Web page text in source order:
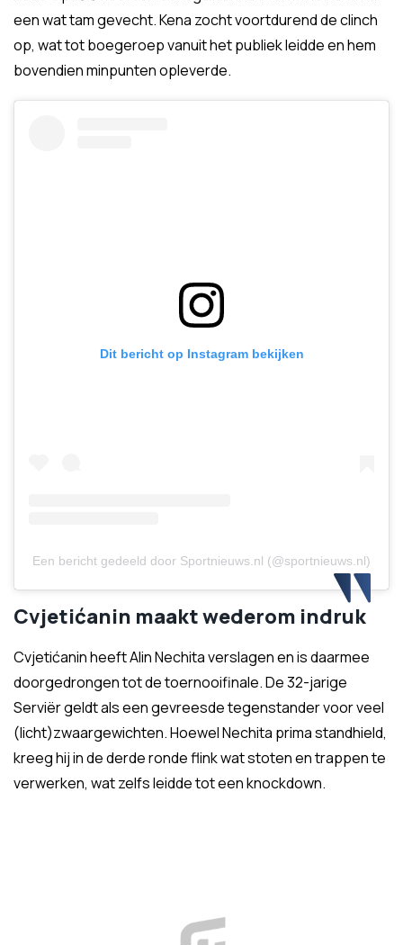
een wat tam gevecht. Kena zocht voortdurend de clinch
op, wat tot boegeroep vanuit het publiek leidde en hem
bovendien minpunten opleverde.
Dit bericht op Instagram bekijken
Een bericht gedeeld door Sportnieuws.nl (@sportnieuws.nl)
Cvjetićanin maakt wederom indruk
Cvjetićanin heeft Alin Nechita verslagen en is daarmee
doorgedrongen tot de toernooifinale. De 32-jarige
Serviër geldt als een gevreesde tegenstander voor veel
(licht)zwaargewichten. Hoewel Nechita prima standhield,
kreeg hij in de derde ronde flink wat stoten en trappen te
verwerken, wat zelfs leidde tot een knockdown.